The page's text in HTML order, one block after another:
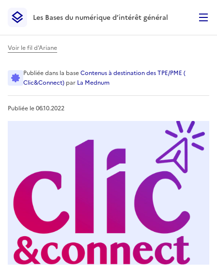
Les Bases du numérique d’intérêt général- Retour à la
Les Bases du numérique d’intérêt général
Voir le fil d'Ariane
Mettre en place une veille
Publiéedans la baseContenus à destination des TPE/PME (
Clic&Connect) par La Mednum
Publiée le06.10.2022